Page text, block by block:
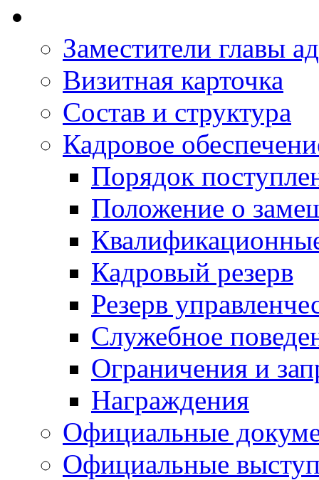
Заместители главы
Визитная карточка
Состав и структура
Кадровое
Порядок
Положение о
Кадровый резерв
Резерв
Служебное
Ограничения и
Награждения
Официальные
Официальные